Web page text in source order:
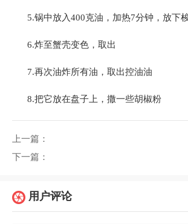
5.锅中放入400克油，加热7分钟，放下
6.炸至蟹壳变色，取出
7.再次油炸所有油，取出控油油
8.把它放在盘子上，撒一些胡椒粉
上一篇：
下一篇：
用户评论